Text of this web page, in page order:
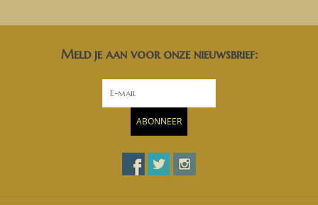
Meld je aan voor onze nieuwsbrief:
ABONNEER